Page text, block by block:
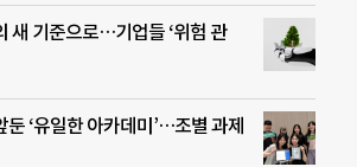
새 기준으로…기업들 ‘위험 관
‘유일한 아카데미’…조별 과제